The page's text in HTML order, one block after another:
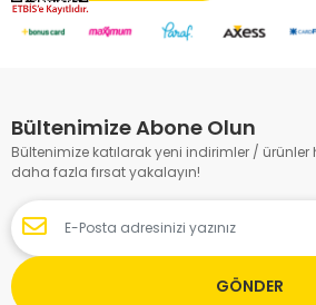
Bültenimize Abone Olun
Bültenimize katılarak yeni indirimler /
daha fazla fırsat yakalayın!
GÖNDER